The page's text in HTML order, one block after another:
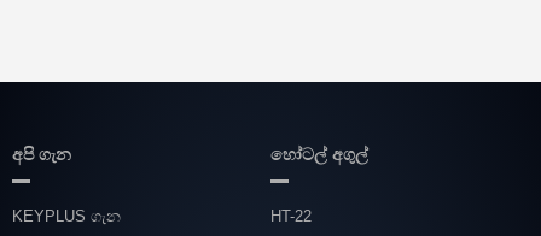
අපි ගැන
KEYPLUS ගැන
හෝටල් අගුල්
HT-22